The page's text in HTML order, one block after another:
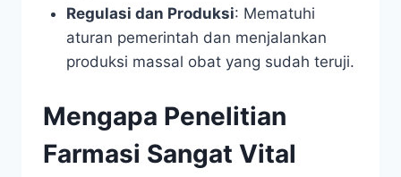
Regulasi dan Produksi: Mematuhi
aturan pemerintah dan menjalankan
produksi massal obat yang sudah teruji.
Mengapa Penelitian
Farmasi Sangat Vital